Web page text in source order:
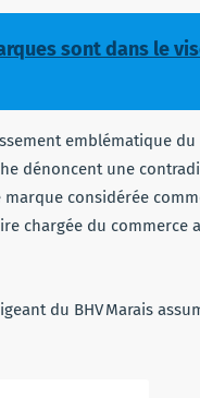
sont dans le
emblématique
dénoncent une
considérée
chargée du commerce
du BHV Marais